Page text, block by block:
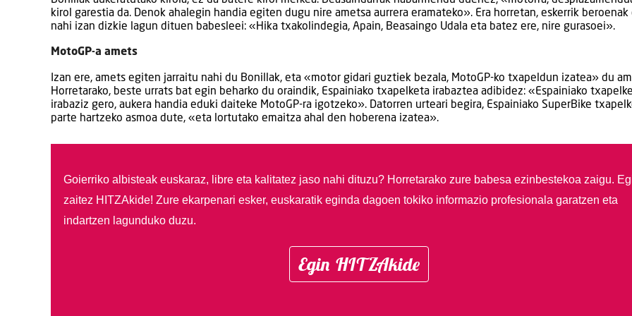
kirol garestia da. Denok ahalegin handia egiten dugu nire ametsa aurrera eramateko». Era horretan, eskerrik beroenak
nahi izan dizkie lagun dituen babesleei: «Hika txakolindegia, Apain, Beasaingo Udala eta batez ere, nire gurasoei».
MotoGP-a amets
Izan ere, amets egiten jarraitu nahi du Bonillak, eta «motor gidari guztiek bezala, MotoGP-ko txapeldun izatea» du
Horretarako, beste urrats bat egin beharko du oraindik, Espainiako txapelketa irabaztea adibidez: «Espainiako
irabaziz gero, aukera handia eduki daiteke MotoGP-ra igotzeko». Datorren urteari begira, Espainiako SuperBike
parte hartzeko asmoa dute, «eta lortutako emaitza ahal den hoberena izatea».
Goierriko albisteak euskaraz, libre eta kalitatez jaso nahi dituzu? Horretarako zure babesa ezinbestekoa zaigu.
zaitez HITZAkide! Zure ekarpenari esker, euskaratik eginda dagoen tokiko informazio profesionala garatzen eta
indartzen lagunduko duzu.
Egin HITZAkide